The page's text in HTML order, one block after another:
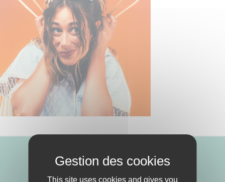
ABONNE-TOI !
This site uses cookies and gives you